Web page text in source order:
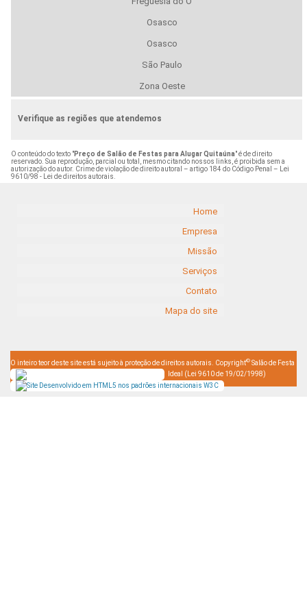
Osasco
Osasco
São Paulo
Zona Oeste
Verifique as regiões que atendemos
O conteúdo do texto "Preço de Salão de Festas para Alugar Quitaúna" é de direito
reservado. Sua reprodução, parcial ou total, mesmo citando nossos links, é proibida sem a
autorização do autor. Crime de violação de direito autoral – artigo 184 do Código Penal –
Lei
9610/98 - Lei de direitos autorais
Home
Empresa
Missão
Serviços
Contato
Mapa do site
O inteiro teor deste site está sujeito à proteção de direitos autorais. Copyright© Salão de Festa
Ideal (Lei 9610 de 19/02/1998)